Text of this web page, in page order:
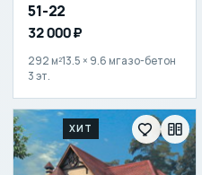
51-22
32 000 ₽
292 м²13.5 × 9.6 мгазо-бетон
3 эт.
ХИТ